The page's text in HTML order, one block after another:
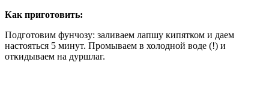
Как приготовить:
Подготовим фунчозу: заливаем лапшу кипятком и даем
настояться 5 минут. Промываем в холодной воде (!) и
откидываем на дуршлаг.